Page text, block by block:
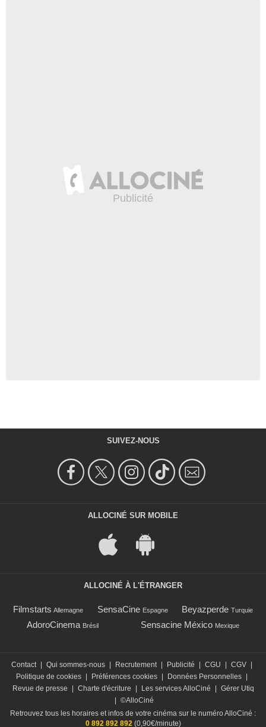
SUIVEZ-NOUS
ALLOCINÉ SUR MOBILE
ALLOCINÉ À L'ÉTRANGER
Filmstarts Allemagne SensaCine Espagne Beyazperde Turquie
AdoroCinema Brésil Sensacine México Mexique
Contact | Qui sommes-nous | Recrutement | Publicité | CGU | CGV |
Politique de cookies | Préférences cookies | Données Personnelles |
Revue de presse
| Charte d'écriture | Les services AlloCiné | Gérer Utiq
| ©AlloCiné
Retrouvez tous les horaires et infos de votre cinéma sur le numéro AlloCiné :
0 892 892 892 (0,90€/minute)